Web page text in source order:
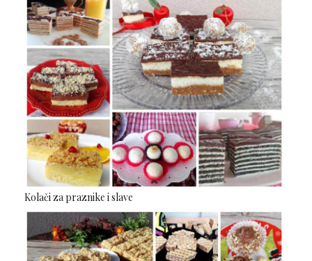
Kolači za praznike i slave